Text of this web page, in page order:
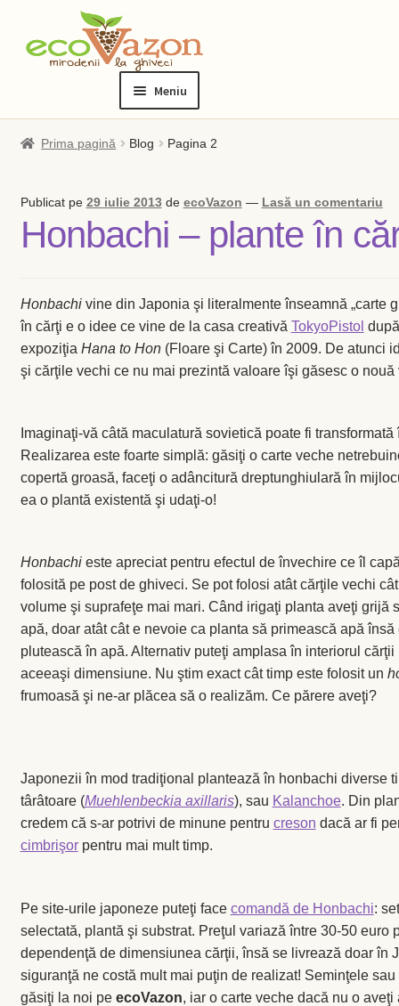
Sari
Sari
Meniu
Checkout
Contul meu
Checkout
Coș
Despre
ecoVazon în Mass-Media
Despre noi OLD
Home
Home
Ardei iute
Busuioc
Ceapă de tuns
Cimbrişor
Prima pagină Blog Pagina 2
Publicat pe 29 iulie 2013 de ecoVazon — Lasă un comentariu
Honbachi – plante în
Honbachivine din Japonia şi literalmente înseamnă „carte
în cărţi e o idee ce vine de la casa creativă TokyoPistol
expoziţia Hana to Hon(Floare şi Carte) în 2009. De atunci
şi cărţile vechi ce nu mai prezintă valoare îşi găsesc o nouă
Imaginaţi-vă câtă maculatură sovietică poate fi
Realizarea este foarte simplă: găsiţi o carte veche
copertă groasă, faceţi o adâncitură dreptunghiulară în
ea o plantă existentă şi udaţi-o!
Honbachieste apreciat pentru efectul de învechire ce îl
folosită pe post de ghiveci. Se pot folosi atât cărţile vechi
volume şi suprafeţe mai mari. Când irigaţi planta aveţi grijă
apă, doar atât cât e nevoie ca planta să primească apă
plutească în apă. Alternativ puteţi amplasa în interiorul
aceeaşi dimensiune. Nu ştim exact cât timp este folosit un
frumoasă şi ne-ar plăcea să o realizăm. Ce părere aveţi?
Japonezii în mod tradiţional plantează în honbachi diverse
târâtoare (Muehlenbeckia axillaris), sau Kalanchoe. Din
credem că s-ar potrivi de minune pentru creson dacă ar fi
cimbrişorpentru mai mult timp.
Pe site-urile japoneze puteţi face comandă de Honbachi:
selectată, plantă şi substrat. Preţul variază între 30-50 euro
dependenţă de dimensiunea cărţii, însă se livrează doar în
siguranţă ne costă mult mai puţin de realizat! Seminţele
găsiţi la noi pe ecoVazon, iar o carte veche dacă nu o